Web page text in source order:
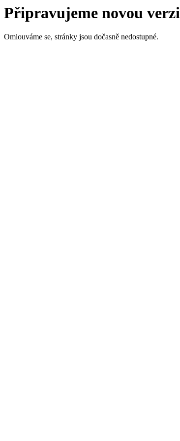
Připravujeme novou verzi
Omlouváme se, stránky jsou dočasně nedostupné.